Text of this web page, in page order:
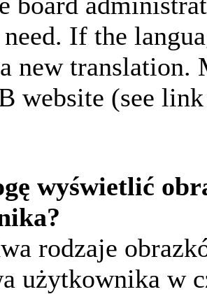
If the
new
website (see
wyświetlić
rodzaje
użytkownika w